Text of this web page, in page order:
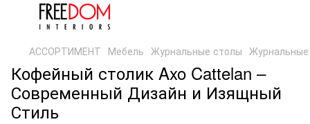
АССОРТИМЕНТ Мебель Журнальные столы
Кофейный столик Axo Cattelan –
Современный Дизайн и Изящный
Стиль